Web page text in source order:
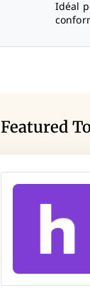
Idéal
Featured